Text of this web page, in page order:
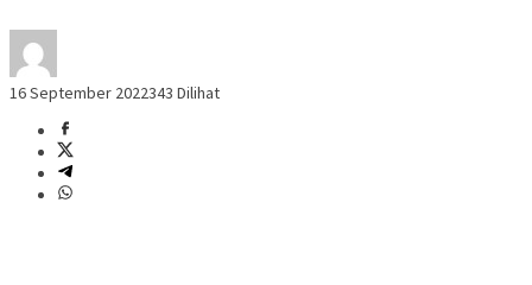
16 September 2022343 Dilihat